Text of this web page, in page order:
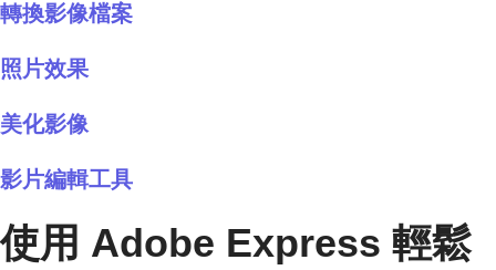
轉換影像檔案
照片效果
美化影像
影片編輯工具
使用 Adobe Express 輕鬆